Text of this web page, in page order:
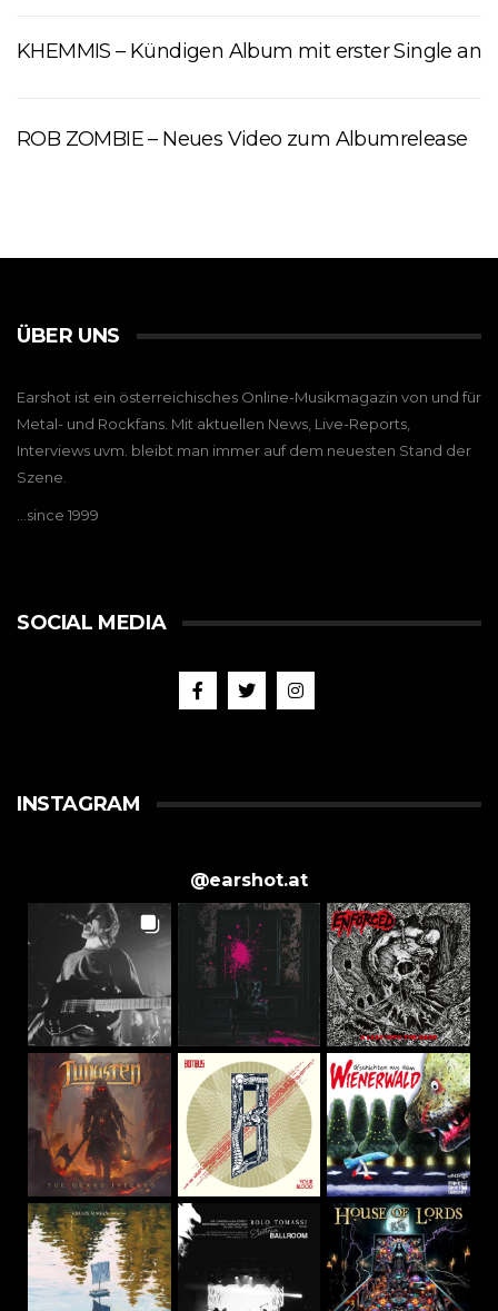
KHEMMIS – Kündigen Album mit erster Single an
ROB ZOMBIE – Neues Video zum Albumrelease
ÜBER UNS
Earshot ist ein österreichisches Online-Musikmagazin von und für
Metal- und Rockfans. Mit aktuellen News, Live-Reports,
Interviews uvm. bleibt man immer auf dem neuesten Stand der
Szene.
…since 1999
SOCIAL MEDIA
INSTAGRAM
@earshot.at